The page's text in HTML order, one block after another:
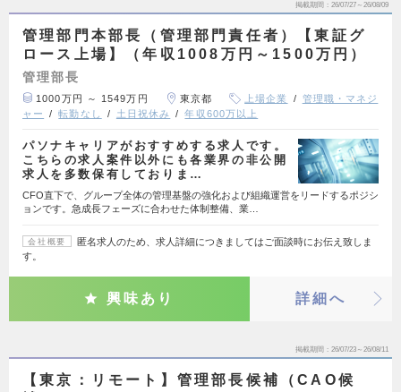
掲載期間 26/07/27～26/08/09
管理部門本部長（管理部門責任者）【東証グ
ロース上場】（年収1008万円～1500万円）
管理部長
1000万円 ～ 1549万円 東京都 上場企業
管理職・マネジ
ャー
転勤なし 土日祝休み 年収600万以上
パソナキャリアがおすすめする求人です。
こちらの求人案件以外にも各業界の非公開
求人を多数保有しておりま…
CFO直下で、グループ全体の管理基盤の強化および組織運営をリードするポジシ
ョンです。急成長フェーズに合わせた体制整備、業…
会社概要
匿名求人のため、求人詳細につきましてはご面談時にお伝え致しま
す。
興味あり 詳細へ
掲載期間 26/07/23～26/08/11
【東京：リモート】管理部長候補（CAO候